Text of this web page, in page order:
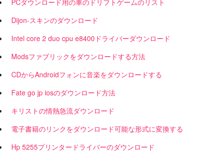
PCダウンロード用の車のドリフトゲームのリスト
Dijon-スキンのダウンロード
Intel core 2 duo cpu e8400ドライバーダウンロード
Modsファブリックをダウンロードする方法
CDからAndroidフォンに音楽をダウンロードする
Fate go jp iosのダウンロード方法
キリストの情熱急流ダウンロード
電子書籍のリンクをダウンロード可能な形式に変換する
Hp 5255プリンタードライバーのダウンロード